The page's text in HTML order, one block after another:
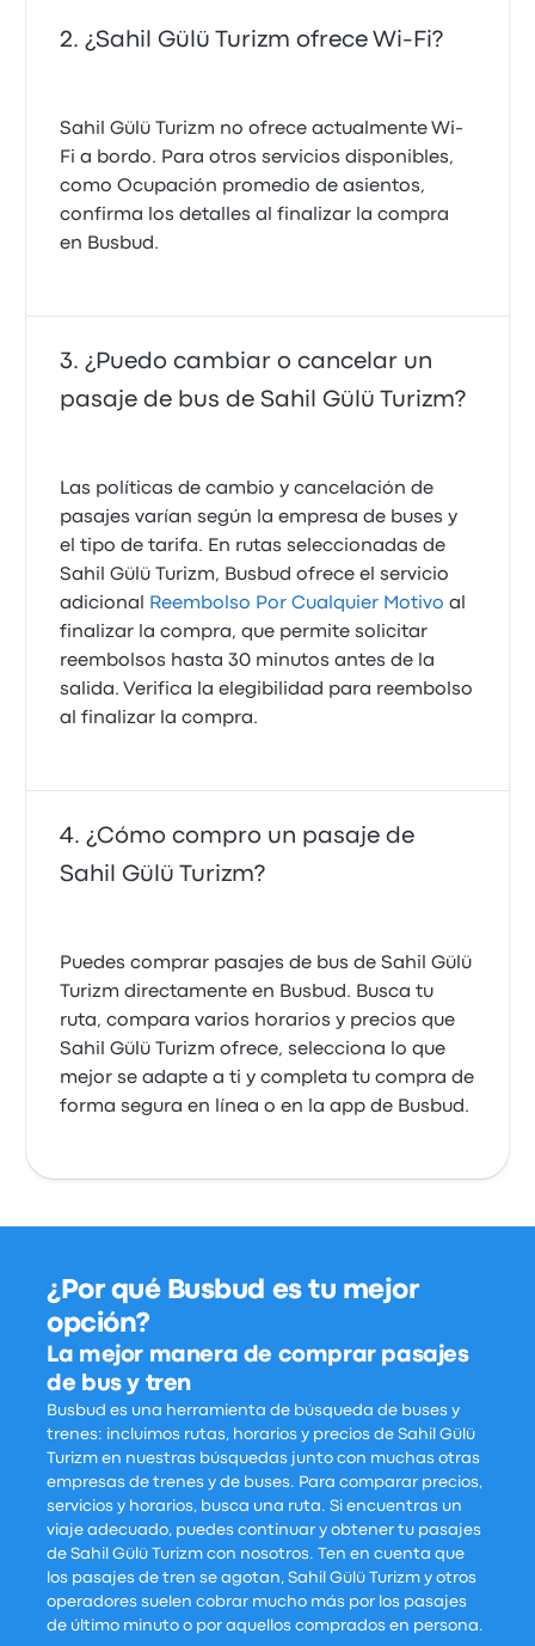
¿Sahil Gülü Turizm ofrece Wi-Fi?
Sahil Gülü Turizm no ofrece actualmente Wi-
Fi a bordo. Para otros servicios disponibles,
como Ocupación promedio de asientos,
confirma los detalles al finalizar la compra
en Busbud.
¿Puedo cambiar o cancelar un
pasaje de bus de Sahil Gülü Turizm?
Las políticas de cambio y cancelación de
pasajes varían según la empresa de buses y
el tipo de tarifa. En rutas seleccionadas de
Sahil Gülü Turizm, Busbud ofrece el servicio
adicional
Reembolso Por Cualquier Motivo al
finalizar la compra, que permite solicitar
reembolsos hasta 30 minutos antes de la
salida. Verifica la elegibilidad para reembolso
al finalizar la compra.
¿Cómo compro un pasaje de
Sahil Gülü Turizm?
Puedes comprar pasajes de bus de Sahil Gülü
Turizm directamente en Busbud. Busca tu
ruta, compara varios horarios y precios que
Sahil Gülü Turizm ofrece, selecciona lo que
mejor se adapte a ti y completa tu compra de
forma segura en línea o en la app de Busbud.
¿Por qué Busbud es tu mejor
opción?
La mejor manera de comprar pasajes
de bus y tren
Busbud es una herramienta de búsqueda de buses y
trenes: incluimos rutas, horarios y precios de Sahil Gülü
Turizm en nuestras búsquedas junto con muchas otras
empresas de trenes y de buses. Para comparar precios,
servicios y horarios, busca una ruta. Si encuentras un
viaje adecuado, puedes continuar y obtener tu pasajes
de Sahil Gülü Turizm con nosotros. Ten en cuenta que
los pasajes de tren se agotan, Sahil Gülü Turizm y otros
operadores suelen cobrar mucho más por los pasajes
de último minuto o por aquellos comprados en persona.